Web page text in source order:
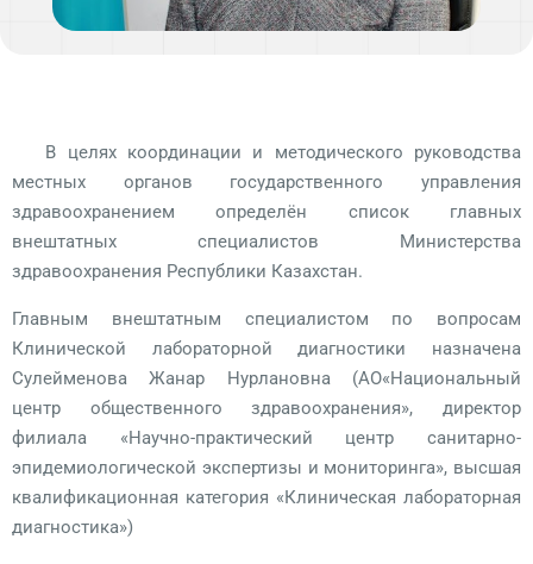
В целях координации и методического руководства
местных органов государственного управления
здравоохранением определён список главных
внештатных специалистов Министерства
здравоохранения Республики Казахстан.
Главным внештатным специалистом по вопросам
Клинической лабораторной диагностики назначена
Сулейменова Жанар Нурлановна (АО«Национальный
центр общественного здравоохранения», директор
филиала «Научно-практический центр санитарно-
эпидемиологической экспертизы и мониторинга», высшая
квалификационная категория «Клиническая лабораторная
диагностика»)